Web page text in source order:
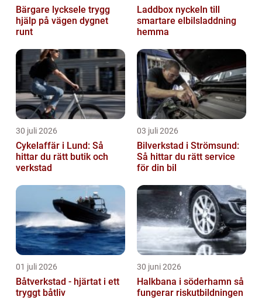
Bärgare lycksele trygg
hjälp på vägen dygnet
runt
Laddbox nyckeln till
smartare elbilsladdning
hemma
30 juli 2026
Cykelaffär i Lund: Så
hittar du rätt butik och
verkstad
03 juli 2026
Bilverkstad i Strömsund:
Så hittar du rätt service
för din bil
01 juli 2026
Båtverkstad - hjärtat i ett
tryggt båtliv
30 juni 2026
Halkbana i söderhamn så
fungerar riskutbildningen